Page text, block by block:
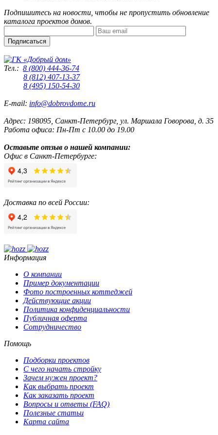
Подпишитесь на новости, чтобы не пропустить обновление
каталога проектов домов.
Подписаться
Тел.: 8 (800) 444-36-74
8 (812) 407-13-37
8 (495) 150-54-30
E-mail: info@dobrovdome.ru
Адрес: 198095 Санкт-Петербург ул. Маршала Говорова, д. 35
Работа офиса: Пн-Пт с 10.00 до 19.00
Оставьте отзыв о нашей компании:
Офис в Санкт-Петербурге:
Доставка по всей России:
Информация
О компании
Пример документации
Фото построенных коттеджей
Действующие акции
Политика конфиденциальности
Публичная оферта
Сотрудничество
Помощь
Подборки проектов
С чего начать стройку
Зачем нужен проект?
Как выбрать проект
Как заказать проект
Вопросы и ответы (FAQ)
Полезные статьи
Карта сайта